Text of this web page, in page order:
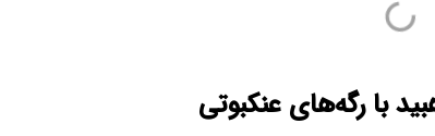
با رگه‌های عنکبوتی